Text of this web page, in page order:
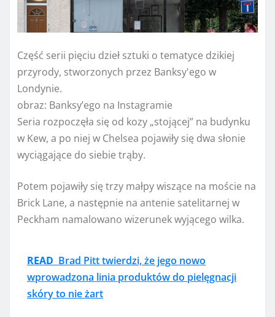
Część serii pięciu dzieł sztuki o tematyce dzikiej
przyrody, stworzonych przez Banksy'ego w
Londynie.
obraz: Banksy’ego na Instagramie
Seria rozpoczęła się od kozy „stojącej” na budynku
w Kew, a po niej w Chelsea pojawiły się dwa słonie
wyciągające do siebie trąby.
Potem pojawiły się trzy małpy wiszące na moście na
Brick Lane, a następnie na antenie satelitarnej w
Peckham namalowano wizerunek wyjącego wilka.
READ Brad Pitt twierdzi, że jego nowo
wprowadzona linia produktów do pielęgnacji
skóry to nie żart